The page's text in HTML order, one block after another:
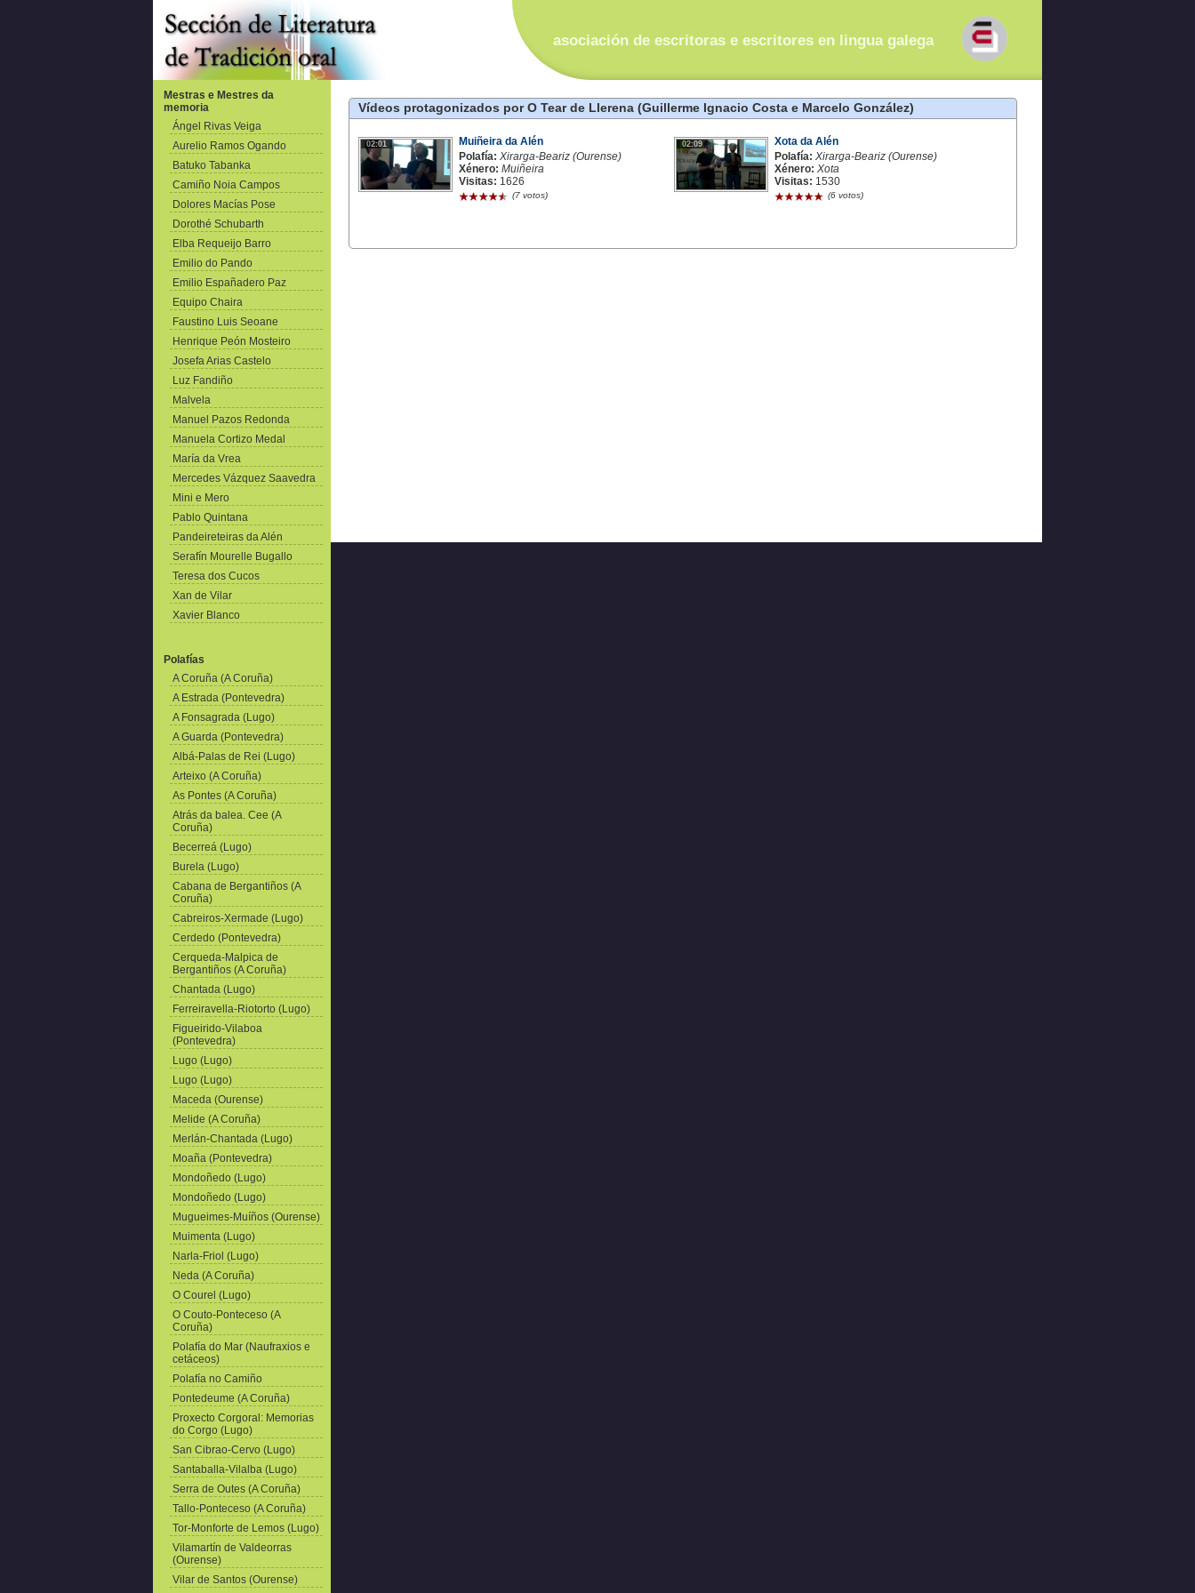
asociación de escritoras e escritores en lingua galega
Mestras e Mestres da
memoria
Ángel Rivas Veiga
Aurelio Ramos Ogando
Batuko Tabanka
Camiño Noia Campos
Dolores Macías Pose
Dorothé Schubarth
Elba Requeijo Barro
Emilio do Pando
Emilio Españadero Paz
Equipo Chaira
Faustino Luis Seoane
Henrique Peón Mosteiro
Josefa Arias Castelo
Luz Fandiño
Malvela
Manuel Pazos Redonda
Manuela Cortizo Medal
María da Vrea
Mercedes Vázquez Saavedra
Mini e Mero
Pablo Quintana
Pandeireteiras da Alén
Serafín Mourelle Bugallo
Teresa dos Cucos
Xan de Vilar
Xavier Blanco
Polafías
A Coruña (A Coruña)
A Estrada (Pontevedra)
A Fonsagrada (Lugo)
A Guarda (Pontevedra)
Albá-Palas de Rei (Lugo)
Arteixo (A Coruña)
As Pontes (A Coruña)
Atrás da balea. Cee (A
Coruña)
Becerreá (Lugo)
Burela (Lugo)
Cabana de Bergantiños (A
Coruña)
Cabreiros-Xermade (Lugo)
Cerdedo (Pontevedra)
Cerqueda-Malpica de
Bergantiños (A Coruña)
Chantada (Lugo)
Ferreiravella-Riotorto (Lugo)
Figueirido-Vilaboa
(Pontevedra)
Lugo (Lugo)
Lugo (Lugo)
Maceda (Ourense)
Melide (A Coruña)
Merlán-Chantada (Lugo)
Moaña (Pontevedra)
Mondoñedo (Lugo)
Mondoñedo (Lugo)
Mugueimes-Muíños (Ourense)
Muimenta (Lugo)
Narla-Friol (Lugo)
Neda (A Coruña)
O Courel (Lugo)
O Couto-Ponteceso (A
Coruña)
Polafía do Mar (Naufraxios e
cetáceos)
Polafía no Camiño
Pontedeume (A Coruña)
Proxecto Corgoral: Memorias
do Corgo (Lugo)
San Cibrao-Cervo (Lugo)
Santaballa-Vilalba (Lugo)
Serra de Outes (A Coruña)
Tallo-Ponteceso (A Coruña)
Tor-Monforte de Lemos (Lugo)
Vilamartín de Valdeorras
(Ourense)
Vilar de Santos (Ourense)
Vídeos protagonizados por O Tear de Llerena (Guillerme Ignacio Costa e Marcelo González)
02:01
Muiñeira da Alén
Polafía: Xirarga-Beariz (Ourense)
Xénero: Muiñeira
Visitas: 1626
(7 votos)
02:09
Xota da Alén
Polafía: Xirarga-Beariz (Ourense)
Xénero: Xota
Visitas: 1530
(6 votos)